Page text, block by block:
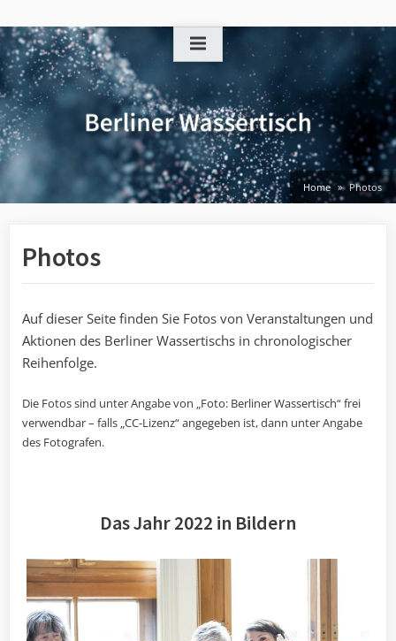
to
content
Home Photos
Photos
Auf dieser Seite finden Sie Fotos von Veranstaltungen und
Aktionen des Berliner Wassertischs in chronologischer
Reihenfolge.
Die Fotos sind unter Angabe von „Foto: Berliner Wassertisch“ frei
verwendbar – falls „CC-Lizenz“ angegeben ist, dann unter Angabe
des Fotografen.
Das Jahr 2022 in Bildern